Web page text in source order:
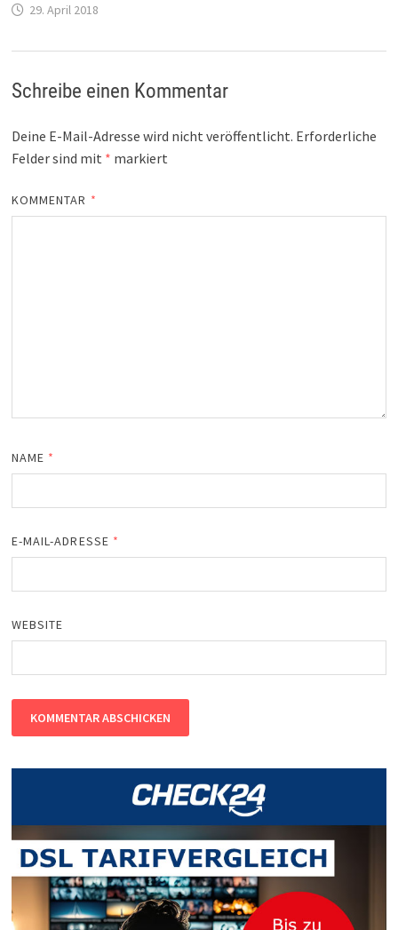
29. April 2018
Schreibe einen Kommentar
Deine E-Mail-Adresse wird nicht veröffentlicht. Erforderliche
Felder sind mit * markiert
KOMMENTAR *
NAME *
E-MAIL-ADRESSE *
WEBSITE